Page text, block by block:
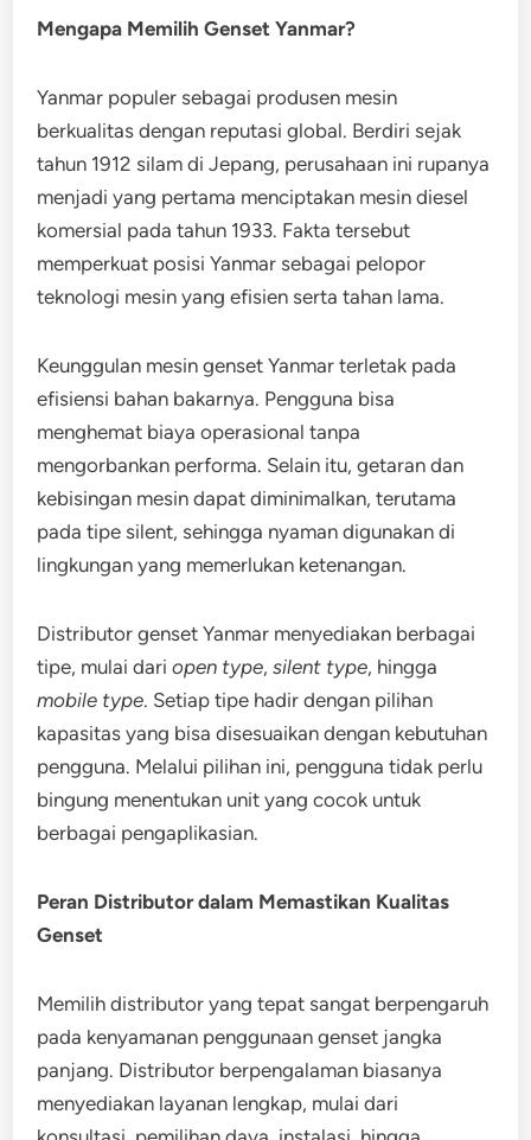
Mengapa Memilih Genset Yanmar?
Yanmar populer sebagai produsen mesin
berkualitas dengan reputasi global. Berdiri sejak
tahun 1912 silam di Jepang, perusahaan ini rupanya
menjadi yang pertama menciptakan mesin diesel
komersial pada tahun 1933. Fakta tersebut
memperkuat posisi Yanmar sebagai pelopor
teknologi mesin yang efisien serta tahan lama.
Keunggulan mesin genset Yanmar terletak pada
efisiensi bahan bakarnya. Pengguna bisa
menghemat biaya operasional tanpa
mengorbankan performa. Selain itu, getaran dan
kebisingan mesin dapat diminimalkan, terutama
pada tipe silent, sehingga nyaman digunakan di
lingkungan yang memerlukan ketenangan.
Distributor genset Yanmar menyediakan berbagai
tipe, mulai dariopen type,silent type, hingga
mobile type. Setiap tipe hadir dengan pilihan
kapasitas yang bisa disesuaikan dengan kebutuhan
pengguna. Melalui pilihan ini, pengguna tidak perlu
bingung menentukan unit yang cocok untuk
berbagai pengaplikasian.
Peran Distributor dalam Memastikan Kualitas
Genset
Memilih distributor yang tepat sangat berpengaruh
pada kenyamanan penggunaan genset jangka
panjang. Distributor berpengalaman biasanya
menyediakan layanan lengkap, mulai dari